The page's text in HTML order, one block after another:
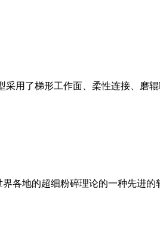
用了梯形工作面、柔性连接、磨
各地的超细粉碎理论的一种先进